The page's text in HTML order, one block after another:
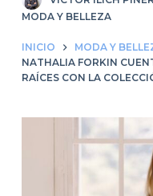
n
d
o
MODA Y BELLEZA
INICIO
MODA Y
NATHALIA FORKIN
RAÍCES CON LA